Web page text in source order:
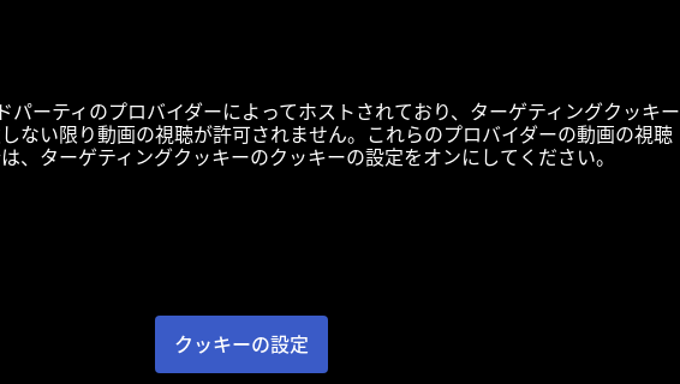
パーティのプロバイダーによってホストされており、ターゲティングクッキー
ない限り動画の視聴が許可されません。これらのプロバイダーの動画の視聴
、ターゲティングクッキーのクッキーの設定をオンにしてください。
クッキーの設定